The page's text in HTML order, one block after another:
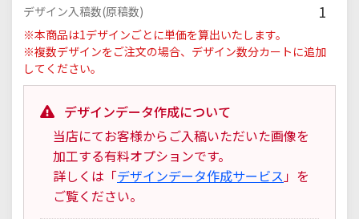
デザイン入稿数(原稿数) 1
※本商品は1デザインごとに単価を算出いたします。
※複数デザインをご注文の場合、デザイン数分カートに追加
してください。
デザインデータ作成について
当店にてお客様からご入稿いただいた画像を
加工する有料オプションです。
詳しくは「デザインデータ作成サービス」を
ご覧ください。